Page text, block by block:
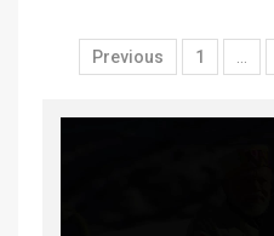
Previous 1